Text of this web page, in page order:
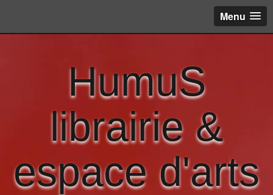
Menu
HumuS
librairie &
espace d'arts